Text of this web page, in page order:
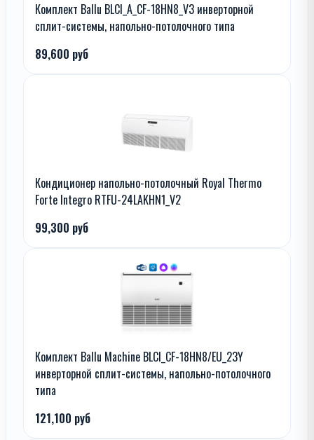
Комплект Ballu BLCI_A_CF-18HN8_V3 инверторной
сплит-системы, напольно-потолочного типа
89,600 руб
Кондиционер напольно-потолочный Royal Thermo
Forte Integro RTFU-24LAKHN1_V2
99,300 руб
Комплект Ballu Machine BLCI_CF-18HN8/EU_23Y
инверторной сплит-системы, напольно-потолочного
типа
121,100 руб